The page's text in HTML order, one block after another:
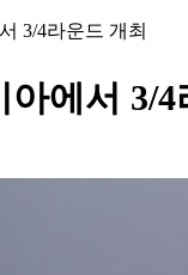
3/4라운드 개최
에서 3/4